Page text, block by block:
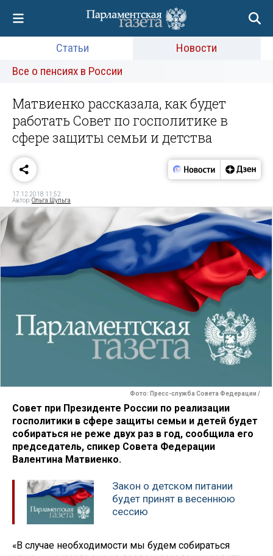
Статьи
Новости
Все о пенсиях в России
Матвиенко рассказала, как будет
работать Совет по госполитике в
сфере защиты семьи и детства
17.12.2018 11:52
Автор:Ольга Шульга
Фото: Пресс-служба Совета Федерации /
Совет при Президенте России по реализации
госполитики в сфере защиты семьи и детей будет
собираться не реже двух раз в год, сообщила его
председатель, спикер Совета Федерации
Валентина Матвиенко.
Закон о детском питании
будет принят в весеннюю
сессию
«В случае необходимости мы будем собираться